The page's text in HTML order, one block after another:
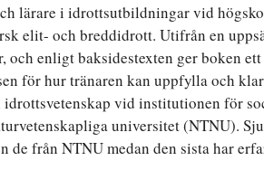
lärare i idrottsutbildningar vid
elit- och breddidrott. Utifrån en
och enligt baksidestexten ger boken
för hur tränaren kan uppfylla och
vid institutionen för
universitet (NTNU).
de från NTNU medan den sista har